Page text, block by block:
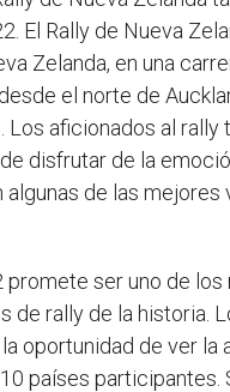
El Rally de Nueva
Zelanda, en una
el norte de
Los aficionados al rally
disfrutar de la
algunas de las mejores
promete ser uno de
de rally de la historia.
oportunidad de ver la
países participantes.